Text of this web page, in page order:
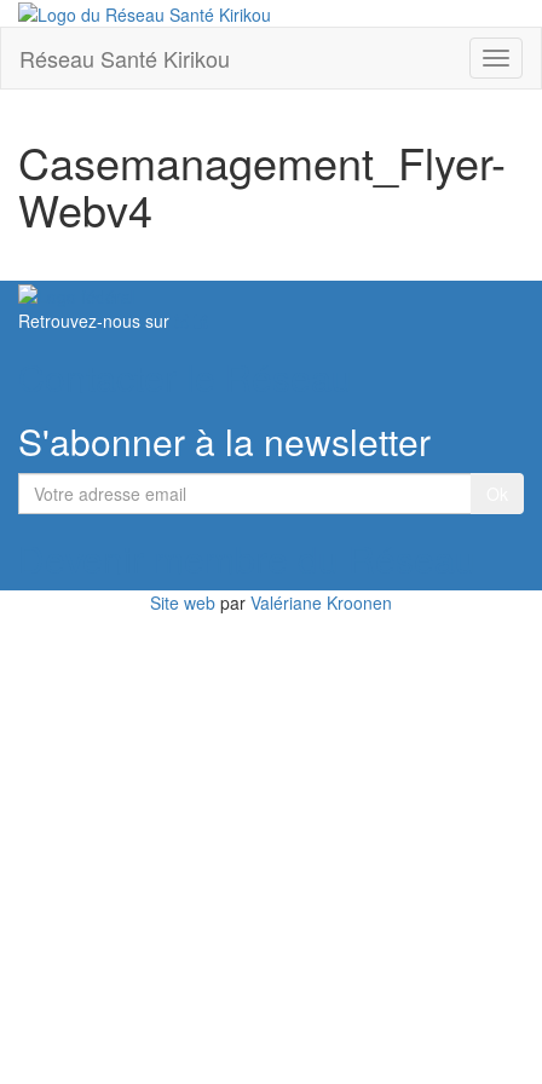
Réseau Santé Kirikou
Casemanagement_Flyer-
Webv4
Retrouvez-nous sur
S'abonner à la newsletter
Votre
adresse
Site web par Valériane Kroonen